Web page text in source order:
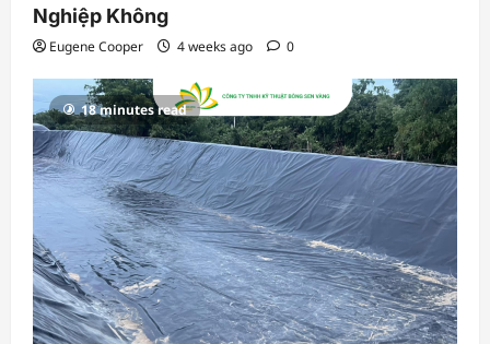
Nghiệp Không
Eugene Cooper 4 weeks ago 0
18 minutes read